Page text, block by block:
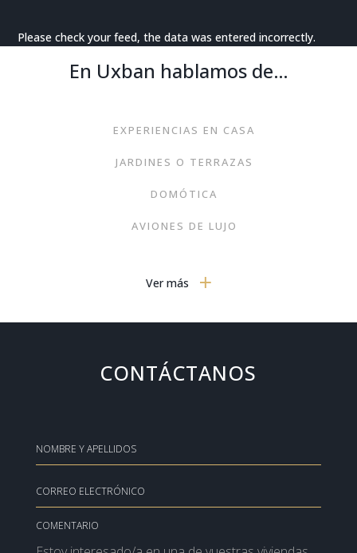
Please check your feed, the data was entered incorrectly.
En Uxban hablamos de…
EXPERIENCIAS EN CASA
JARDINES O TERRAZAS
DOMÓTICA
AVIONES DE LUJO
GASTRONOMÍA
MOBILIARIO MODERNO
VIAJES
NOTICIAS
Ver más
CONTÁCTANOS
COMENTARIO